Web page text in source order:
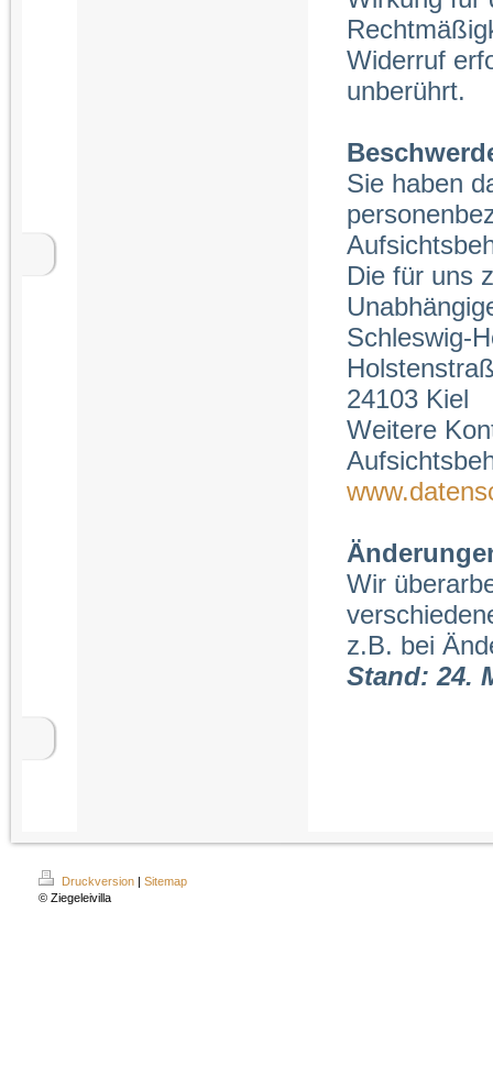
Widerruf
unberührt.
Sie haben
Die für uns
Schleswig-
24103 Kiel
Weitere
Wir
z.B. bei
Stand: 24.
Druckversion | Sitemap
© Ziegeleivilla